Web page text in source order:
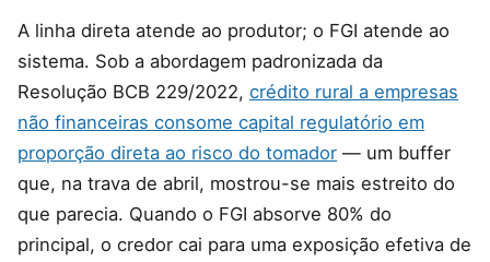
A linha direta atende ao produtor; o FGI atende ao
sistema. Sob a abordagem padronizada da
Resolução BCB 229/2022, crédito rural a empresas
não financeiras consome capital regulatório em
proporção direta ao risco do tomador — um buffer
que, na trava de abril, mostrou-se mais estreito do
que parecia. Quando o FGI absorve 80% do
principal, o credor cai para uma exposição efetiva de